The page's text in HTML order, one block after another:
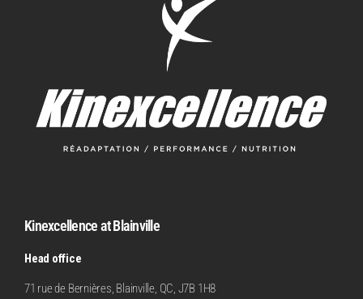
Kinexcellence at Blainville
Head office
71 rue de Bernières, Blainville, QC, J7B 1H8